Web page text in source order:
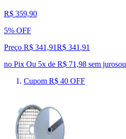
R$ 359,90
5% OFF
Preço R$ 341,91R$ 341 ,91
no Pix Ou 5x de R$ 71,98 sem jurosou
Cupom R$ 40 OFF